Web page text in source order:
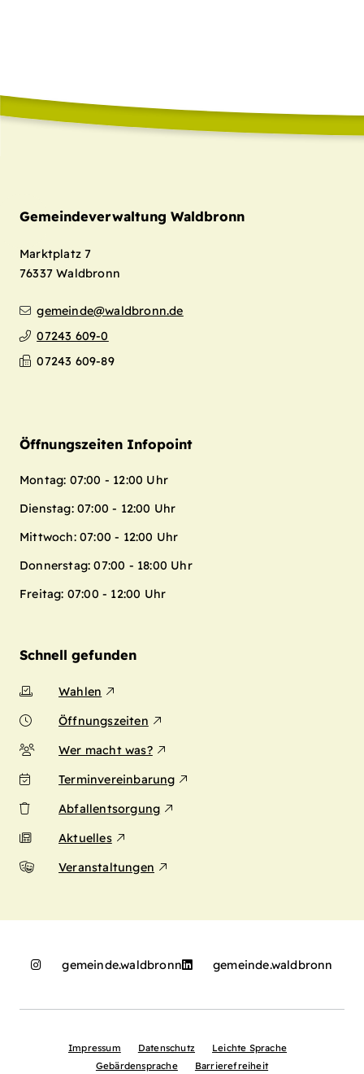
Gemeindeverwaltung Waldbronn
Marktplatz 7
76337 Waldbronn
gemeinde@waldbronn.de
07243 609-0
07243 609-89
Öffnungszeiten Infopoint
Montag: 07:00 - 12:00 Uhr
Dienstag: 07:00 - 12:00 Uhr
Mittwoch: 07:00 - 12:00 Uhr
Donnerstag: 07:00 - 18:00 Uhr
Freitag: 07:00 - 12:00 Uhr
Schnell gefunden
Wahlen
Öffnungszeiten
Wer macht was?
Terminvereinbarung
Abfallentsorgung
Aktuelles
Veranstaltungen
gemeinde.waldbronn gemeinde.waldbronn
Impressum Datenschutz
Leichte Sprache
Gebärdensprache
Barrierefreiheit